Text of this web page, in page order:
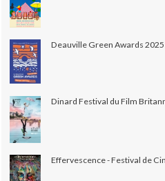
Deauville Green Awards 2025
Dinard Festival du Film
Effervescence - Festival de